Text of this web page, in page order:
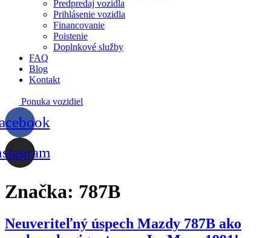
Predpredaj vozidla
Prihlásenie vozidla
Financovanie
Poistenie
Doplnkové služby
FAQ
Blog
Kontakt
Ponuka vozidiel
Značka: 787B
Neuveriteľný úspech Mazdy 787B ako